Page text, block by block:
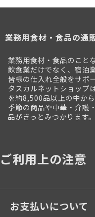
業務用食材・食品の通
業務用食材・食品のこと
飲食業だけでなく、宿泊
皆様の仕入れ全般をサポ
タスカルネットショップ
を約8,500品以上の中か
季節の商品や中華・介護
品がきっとみつかります。
ご利用上の注意
お支払いについて